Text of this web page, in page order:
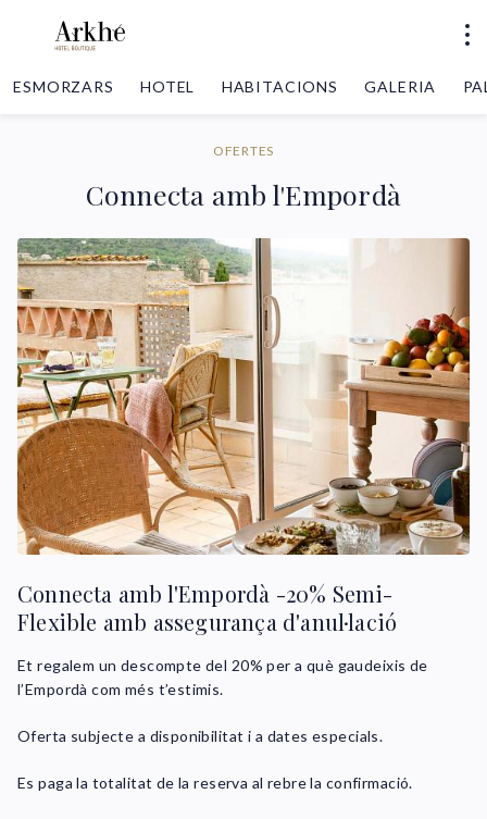
HOTEL HABITACIONS
ESMORZARS GALERIA
OFERTES
Connecta amb l'Empordà
Connecta amb l'Empordà -20% Semi-
Flexible amb assegurança d'anul·lació
Et regalem un descompte del 20% per a què gaudeixis de
l’Empordà com més t’estimis.
Oferta subjecte a disponibilitat i a dates especials.
Es paga la totalitat de la reserva al rebre la confirmació.